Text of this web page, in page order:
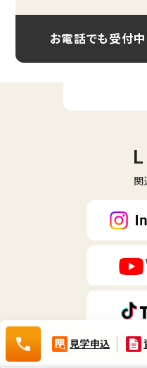
0120-
532-
見学申込
お電話でも受付
関